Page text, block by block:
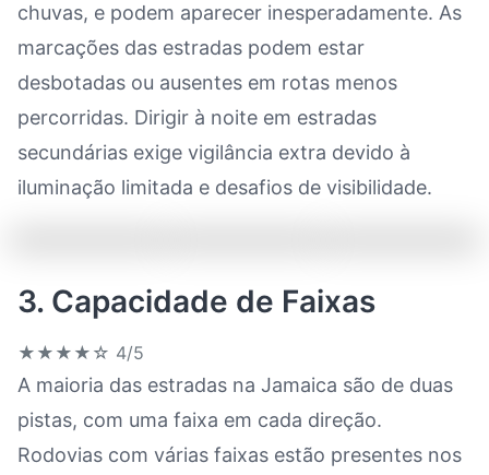
chuvas, e podem aparecer inesperadamente. As
marcações das estradas podem estar
desbotadas ou ausentes em rotas menos
percorridas. Dirigir à noite em estradas
secundárias exige vigilância extra devido à
iluminação limitada e desafios de visibilidade.
3. Capacidade de Faixas
★★★★☆ 4/5
A maioria das estradas na Jamaica são de duas
pistas, com uma faixa em cada direção.
Rodovias com várias faixas estão presentes nos